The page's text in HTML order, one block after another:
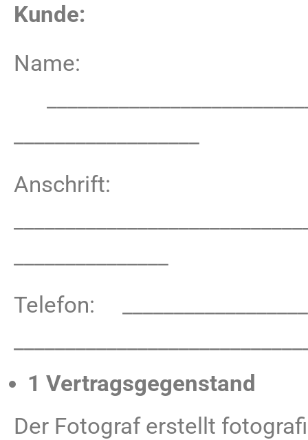
Kunde:
Name:
Anschrift:
Telefon:
1 Vertragsgegenstand
Der Fotograf erstellt